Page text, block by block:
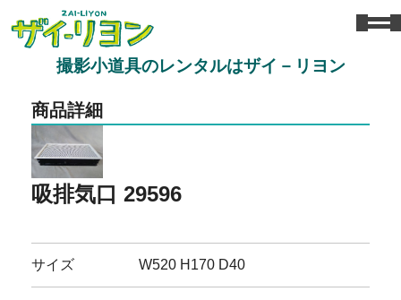
撮影小道具のレンタルはザイ－リヨン
商品詳細
吸排気口 29596
サイズ W520 H170 D40